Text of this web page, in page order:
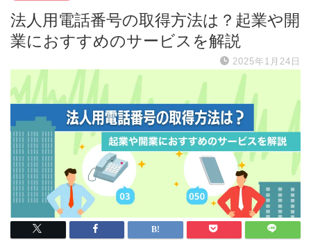
法人用電話番号の取得方法は？起業や開
業におすすめのサービスを解説
2025年1月24日